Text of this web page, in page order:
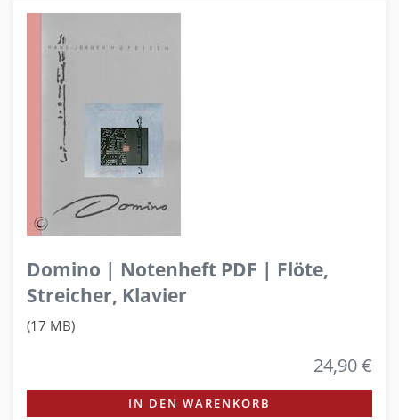
Domino | Notenheft PDF | Flöte,
Streicher, Klavier
(17 MB)
24,90 €
IN DEN WARENKORB